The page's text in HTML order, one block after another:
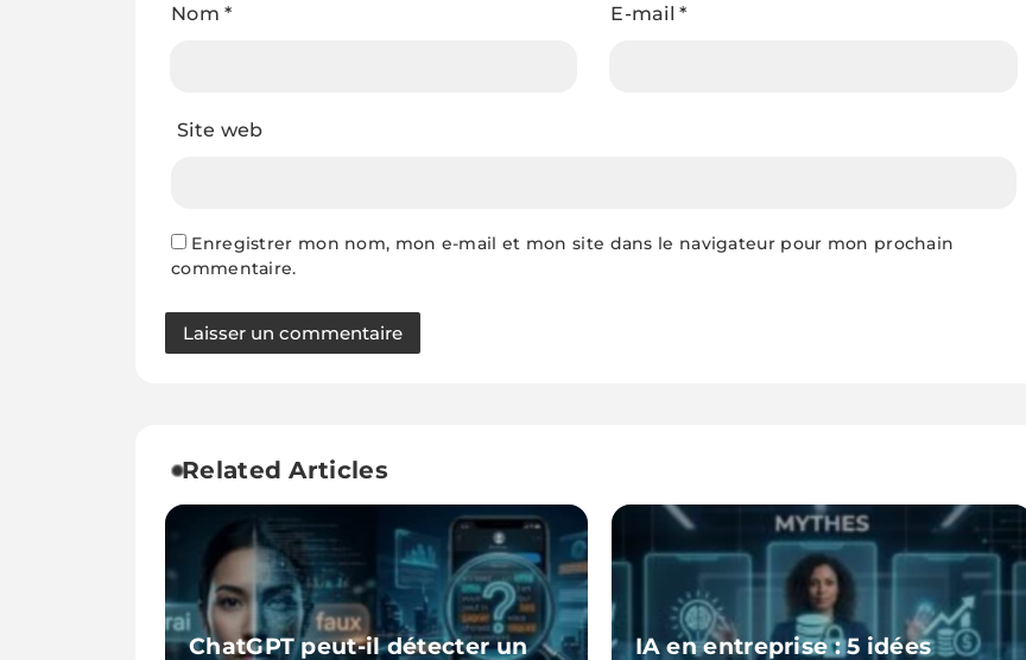
Nom* E-mail*
Site web
Enregistrer mon nom, mon e-mail et mon site dans le navigateur pour mon prochain
commentaire.
Related Articles
ChatGPT peut-il détecter un IA en entreprise : 5 idées